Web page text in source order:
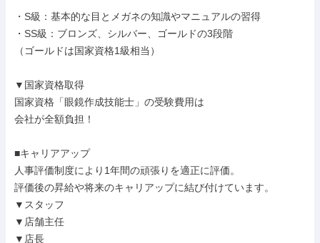
・S級：基本的な目とメガネの知識やマニュアルの習得
・SS級：ブロンズ、シルバー、ゴールドの3段階
（ゴールドは国家資格1級相当）
▼国家資格取得
国家資格「眼鏡作成技能士」の受験費用は
会社が全額負担！
■キャリアアップ
人事評価制度により1年間の頑張りを適正に評価。
評価後の昇給や将来のキャリアップに結び付けています。
▼スタッフ
▼店舗主任
▼店長